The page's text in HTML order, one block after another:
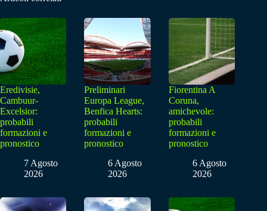
Eredivisie,
Cambuur-
Excelsior:
probabili
formazioni e
pronostico
7 Agosto
2026
Preliminari
Europa League,
Benfica Hearts:
probabili
formazioni e
pronostico
6 Agosto
2026
Fiorentina A
Coruna,
amichevole:
probabili
formazioni e
pronostico
6 Agosto
2026